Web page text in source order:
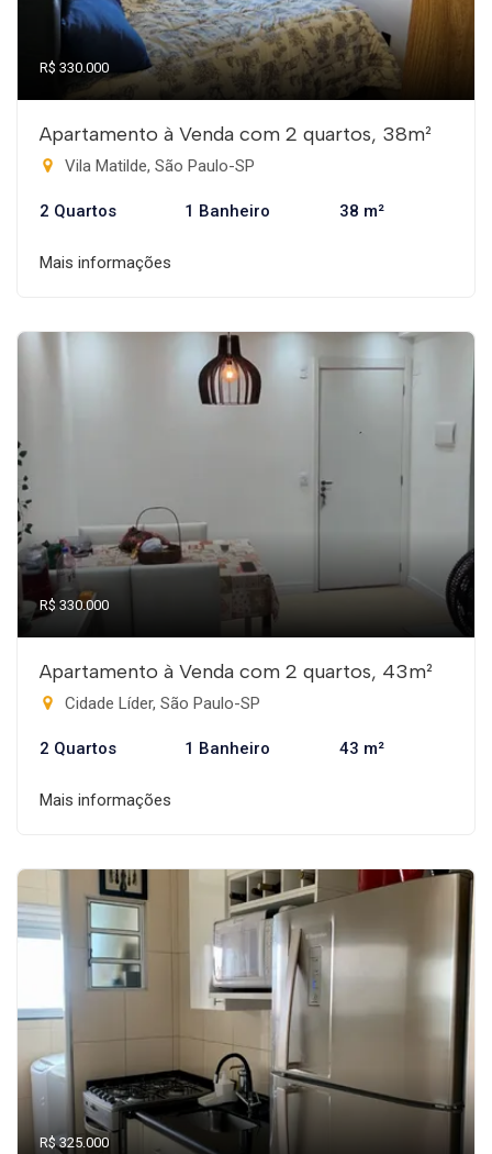
R$ 330.000
Apartamento à Venda com 2 quartos, 38m²
Vila Matilde, São Paulo-SP
2 Quartos 1 Banheiro 38 m²
Mais informações
R$ 330.000
Apartamento à Venda com 2 quartos, 43m²
Cidade Líder, São Paulo-SP
2 Quartos 1 Banheiro 43 m²
Mais informações
R$ 325.000